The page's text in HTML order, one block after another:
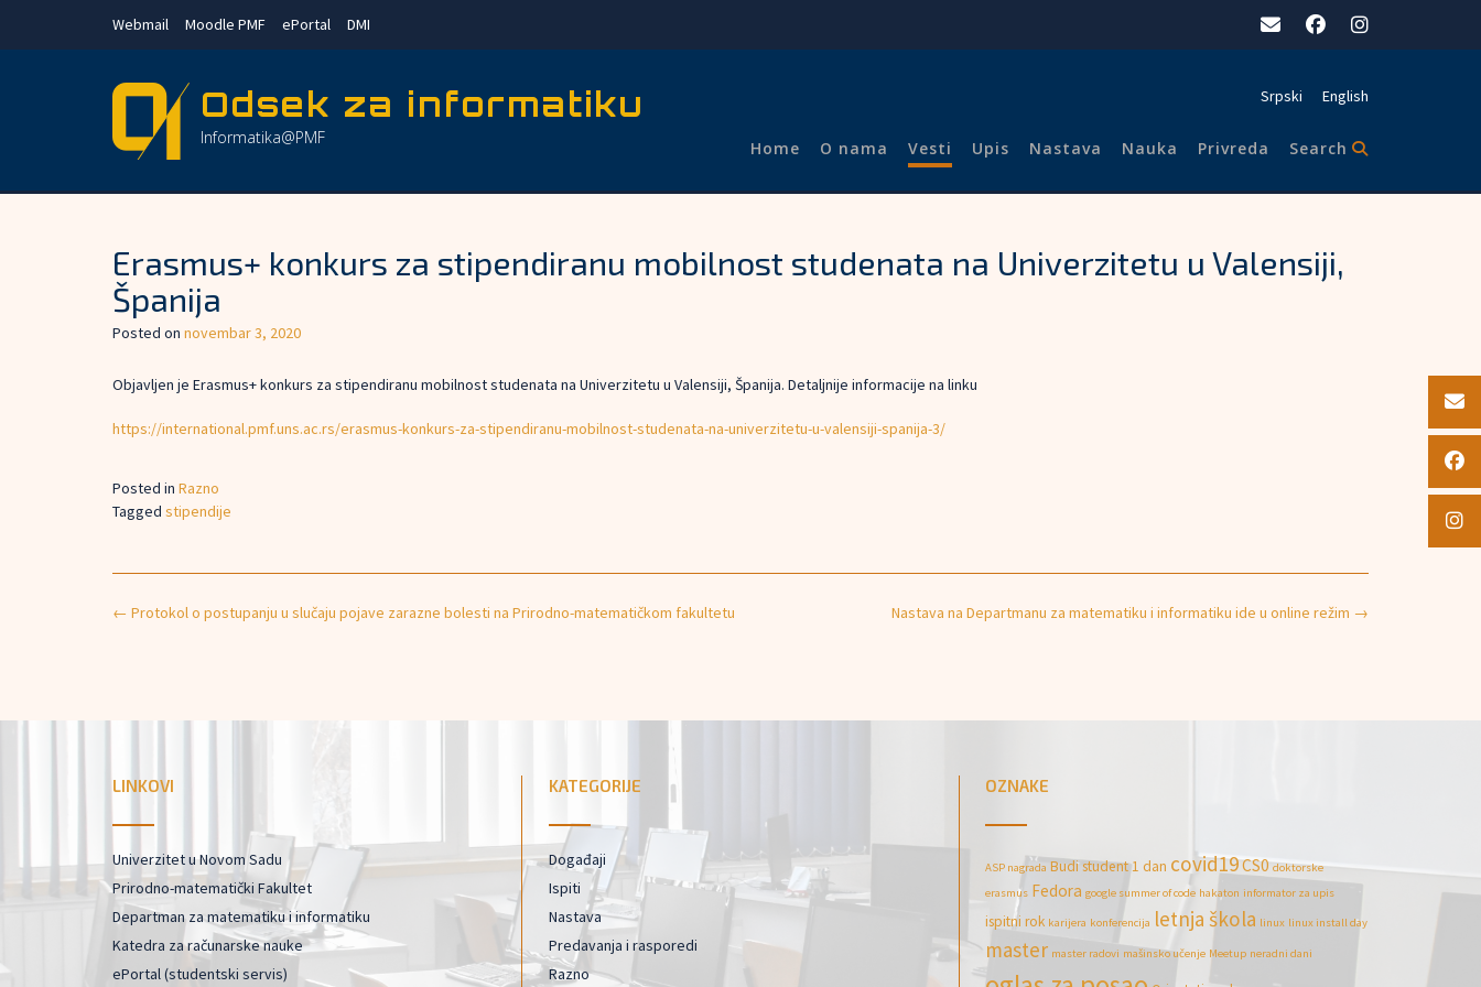
Webmail Moodle PMF ePortal DMI
Odsek za informatiku
Informatika@PMF
Srpski English
Home O nama Vesti Upis Nastava Nauka Privreda Search
Erasmus+ konkurs za stipendiranu mobilnost studenata na Univerzitetu u Valensiji,
Španija
Posted on novembar 3, 2020
Objavljen je Erasmus+ konkurs za stipendiranu mobilnost studenata na Univerzitetu u Valensiji, Španija. Detaljnije informacije na linku
https://international.pmf.uns.ac.rs/erasmus-konkurs-za-stipendiranu-mobilnost-studenata-na-univerzitetu-u-valensiji-spanija-3/
Posted in Razno
Tagged stipendije
Post
Nastava na Departmanu za matematiku i informatiku ide u online režim →
← Protokol o postupanju u slučaju pojave zarazne bolesti na Prirodno-matematičkom fakultetu
LINKOVI
Univerzitet u Novom Sadu
Prirodno-matematički Fakultet
Departman za matematiku i informatiku
Katedra za računarske nauke
ePortal (studentski servis)
KATEGORIJE
Događaji
Ispiti
Nastava
Predavanja i rasporedi
Razno
OZNAKE
ASP nagrada Budi student 1 dan covid19CS0 doktorske
erasmus Fedora google summer of code hakaton informator za upis
ispitni rok karijera konferencija letnja škola linux linux install day
master master radovi mašinsko učenje Meetup neradni dani